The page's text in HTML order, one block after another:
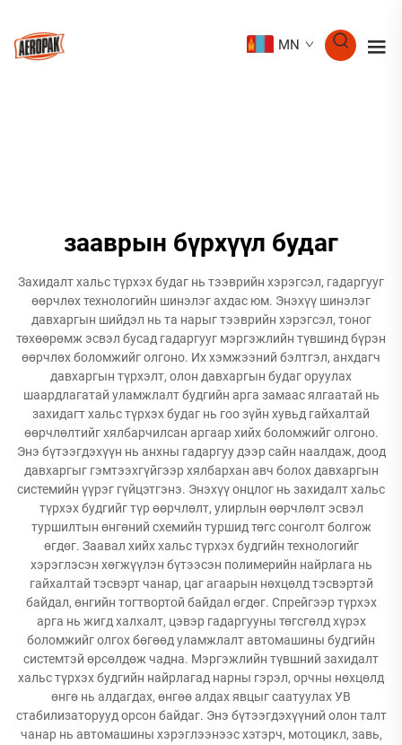
MN
зааврын бүрхүүл будаг
Захидалт хальс түрхэх будаг нь тээврийн хэрэгсэл, гадаргууг
өөрчлөх технологийн шинэлэг ахдас юм. Энэхүү шинэлэг
давхаргын шийдэл нь та нарыг тээврийн хэрэгсэл, тоног
төхөөрөмж эсвэл бусад гадаргууг мэргэжлийн түвшинд бүрэн
өөрчлөх боломжийг олгоно. Их хэмжээний бэлтгэл, анхдагч
давхаргын түрхэлт, олон давхаргын будаг оруулах
шаардлагатай уламжлалт будгийн арга замаас ялгаатай нь
захидагт хальс түрхэх будаг нь гоо зүйн хувьд гайхалтай
өөрчлөлтийг хялбарчилсан аргаар хийх боломжийг олгоно.
Энэ бүтээгдэхүүн нь анхны гадаргуу дээр сайн наалдаж, доод
давхаргыг гэмтээхгүйгээр хялбархан авч болох давхаргын
системийн үүрэг гүйцэтгэнэ. Энэхүү онцлог нь захидалт хальс
түрхэх будгийг түр өөрчлөлт, улирлын өөрчлөлт эсвэл
туршилтын өнгөний схемийн туршид төгс сонголт болгож
өгдөг. Заавал хийх хальс түрхэх будгийн технологийг
хэрэглэсэн хөгжүүлэн бүтээсэн полимерийн найрлага нь
гайхалтай тэсвэрт чанар, цаг агаарын нөхцөлд тэсвэртэй
байдал, өнгийн тогтвортой байдал өгдөг. Спрейгээр түрхэх
арга нь жигд халхалт, цэвэр гадаргууны төгсгөлд хүрэх
боломжийг олгох бөгөөд уламжлалт автомашины будгийн
системтэй өрсөлдөж чадна. Мэргэжлийн түвшний захидалт
хальс түрхэх будгийн найрлагад нарны гэрэл, орчны нөхцөлд
өнгө нь алдагдах, өнгөө алдах явцыг саатуулах УВ
стабилизаторууд орсон байдаг. Энэ бүтээгдэхүүний олон талт
чанар нь автомашины хэрэглээнээс хэтэрч, мотоцикл, завь,